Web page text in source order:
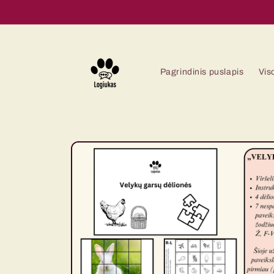
Pagrindinis puslapis
Pereiti prie